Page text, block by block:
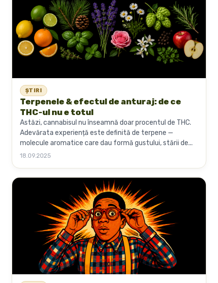
ȘTIRI
Terpenele & efectul de anturaj: de ce
THC-ul nu e totul
Astăzi, cannabisul nu înseamnă doar procentul de THC.
Adevărata experiență este definită de terpene —
molecule aromatice care dau formă gustului, stării de...
18.09.2025